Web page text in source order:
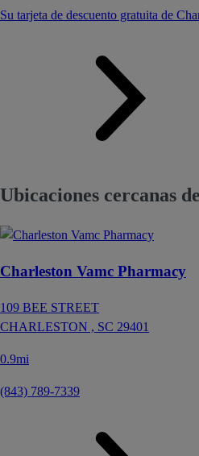
Su tarjeta de descuento gratuita de
Ubicaciones cercanas
Charleston Vamc Pharmacy
109 BEE STREET
CHARLESTON , SC 29401
0.9mi
(843) 789-7339